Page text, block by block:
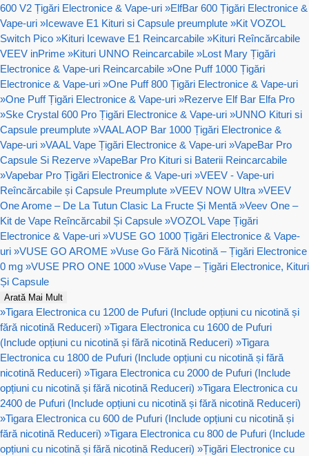
600 V2 Țigări Electronice & Vape-uri »ElfBar 600 Țigări Electronice &
Vape-uri »Icewave E1 Kituri si Capsule preumplute »Kit VOZOL
Switch Pico »Kituri Icewave E1 Reincarcabile »Kituri Reîncărcabile
VEEV inPrime »Kituri UNNO Reincarcabile »Lost Mary Țigări
Electronice & Vape-uri Reincarcabile »One Puff 1000 Țigări
Electronice & Vape-uri »One Puff 800 Țigări Electronice & Vape-uri
»One Puff Țigări Electronice & Vape-uri »Rezerve Elf Bar Elfa Pro
»Ske Crystal 600 Pro Țigări Electronice & Vape-uri »UNNO Kituri si
Capsule preumplute »VAAL AOP Bar 1000 Țigări Electronice &
Vape-uri »VAAL Vape Țigări Electronice & Vape-uri »VapeBar Pro
Capsule Si Rezerve »VapeBar Pro Kituri si Baterii Reincarcabile
»Vapebar Pro Țigări Electronice & Vape-uri »VEEV - Vape-uri
Reîncărcabile și Capsule Preumplute »VEEV NOW Ultra »VEEV
One Arome – De La Tutun Clasic La Fructe Și Mentă »Veev One –
Kit de Vape Reîncărcabil Și Capsule »VOZOL Vape Țigări
Electronice & Vape-uri »VUSE GO 1000 Țigări Electronice & Vape-
uri »VUSE GO AROME »Vuse Go Fără Nicotină – Țigări Electronice
0 mg »VUSE PRO ONE 1000 »Vuse Vape – Țigări Electronice, Kituri
Și Capsule
Arată Mai Mult
»Tigara Electronica cu 1200 de Pufuri (Include opțiuni cu nicotină și
fără nicotină Reduceri) »Tigara Electronica cu 1600 de Pufuri
(Include opțiuni cu nicotină și fără nicotină Reduceri) »Tigara
Electronica cu 1800 de Pufuri (Include opțiuni cu nicotină și fără
nicotină Reduceri) »Tigara Electronica cu 2000 de Pufuri (Include
opțiuni cu nicotină și fără nicotină Reduceri) »Tigara Electronica cu
2400 de Pufuri (Include opțiuni cu nicotină și fără nicotină Reduceri)
»Tigara Electronica cu 600 de Pufuri (Include opțiuni cu nicotină și
fără nicotină Reduceri) »Tigara Electronica cu 800 de Pufuri (Include
opțiuni cu nicotină și fără nicotină Reduceri) »Țigări Electronice cu